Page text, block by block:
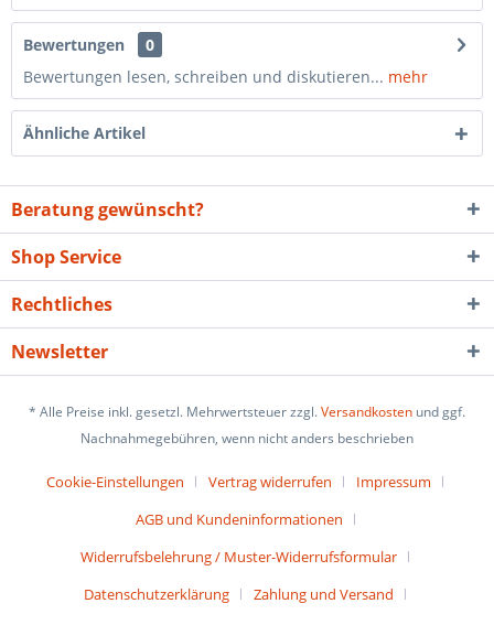
Bewertungen
0
Bewertungen lesen, schreiben und diskutieren... mehr
Ähnliche Artikel
Beratung gewünscht?
Shop Service
Rechtliches
Newsletter
* Alle Preise inkl. gesetzl. Mehrwertsteuer zzgl.Versandkosten und ggf.
Nachnahmegebühren, wenn nicht anders beschrieben
Cookie-Einstellungen Vertrag widerrufen
Impressum
AGB und Kundeninformationen
Widerrufsbelehrung / Muster-Widerrufsformular
Datenschutzerklärung
Zahlung und Versand